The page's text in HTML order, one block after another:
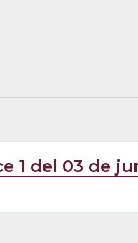
1 del 03 de